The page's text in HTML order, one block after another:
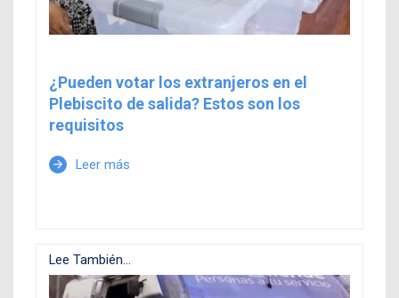
¿Pueden votar los extranjeros en el
Plebiscito de salida? Estos son los
requisitos
arrow_forward Leer más
Lee También...